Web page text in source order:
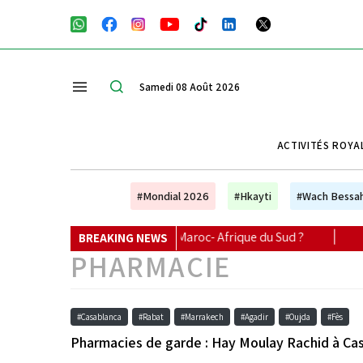
Samedi 08 Août 2026
ACTIVITÉS
#Mondial 2026 #Hkayti #Wach
BREAKING NEWS
le match Maroc- Afrique du Sud ? | Sélection Le
PHARMACIE
#Casablanca #Rabat #Marrakech #Agadir #Oujda #Fès
Pharmacies de garde : Hay Moulay Rachid à